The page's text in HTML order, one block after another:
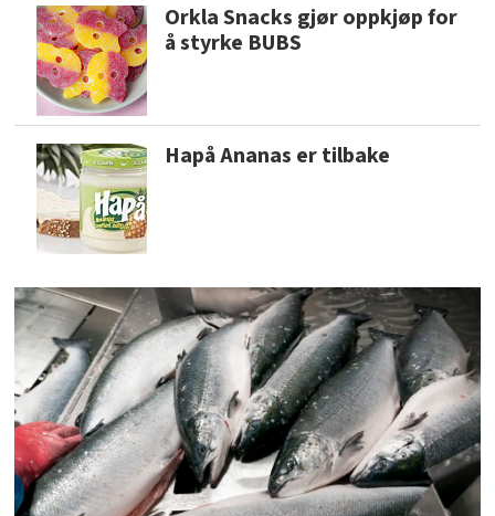
Orkla Snacks gjør oppkjøp for
å styrke BUBS
Hapå Ananas er tilbake